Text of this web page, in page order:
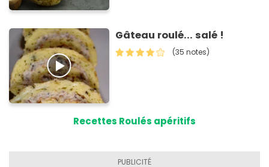
Gâteau roulé... salé !
(35 notes)
Recettes Roulés apéritifs